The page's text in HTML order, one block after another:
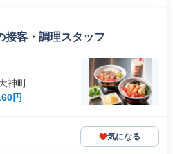
接客・調理スタッフ
神町
円
気になる